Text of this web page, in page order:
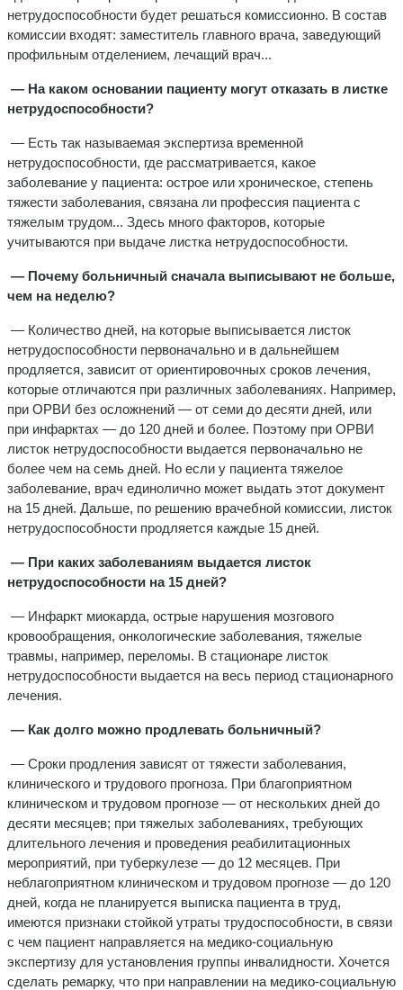
нетрудоспособности будет решаться комиссионно. В состав
комиссии входят: заместитель главного врача, заведующий
профильным отделением, лечащий врач...
— На каком основании пациенту могут отказать в листке
нетрудоспособности?
— Есть так называемая экспертиза временной
нетрудоспособности, где рассматривается, какое
заболевание у пациента: острое или хроническое, степень
тяжести заболевания, связана ли профессия пациента с
тяжелым трудом... Здесь много факторов, которые
учитываются при выдаче листка нетрудоспособности.
— Почему больничный сначала выписывают не больше,
чем на неделю?
— Количество дней, на которые выписывается листок
нетрудоспособности первоначально и в дальнейшем
продляется, зависит от ориентировочных сроков лечения,
которые отличаются при различных заболеваниях. Например,
при ОРВИ без осложнений — от семи до десяти дней, или
при инфарктах — до 120 дней и более. Поэтому при ОРВИ
листок нетрудоспособности выдается первоначально не
более чем на семь дней. Но если у пациента тяжелое
заболевание, врач единолично может выдать этот документ
на 15 дней. Дальше, по решению врачебной комиссии, листок
нетрудоспособности продляется каждые 15 дней.
— При каких заболеваниям выдается листок
нетрудоспособности на 15 дней?
— Инфаркт миокарда, острые нарушения мозгового
кровообращения, онкологические заболевания, тяжелые
травмы, например, переломы. В стационаре листок
нетрудоспособности выдается на весь период стационарного
лечения.
— Как долго можно продлевать больничный?
— Сроки продления зависят от тяжести заболевания,
клинического и трудового прогноза. При благоприятном
клиническом и трудовом прогнозе — от нескольких дней до
десяти месяцев; при тяжелых заболеваниях, требующих
длительного лечения и проведения реабилитационных
мероприятий, при туберкулезе — до 12 месяцев. При
неблагоприятном клиническом и трудовом прогнозе — до 120
дней, когда не планируется выписка пациента в труд,
имеются признаки стойкой утраты трудоспособности, в связи
с чем пациент направляется на медико-социальную
экспертизу для установления группы инвалидности. Хочется
сделать ремарку, что при направлении на медико-социальную